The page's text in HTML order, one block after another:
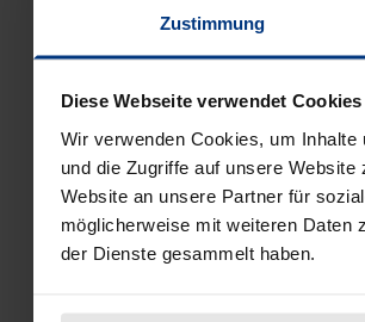
Zustimmung
Diese Webseite verwendet Cookies
Wir verwenden Cookies, um
und die Zugriffe auf unsere
Website an unsere Partner für
möglicherweise mit weiteren Daten
der Dienste gesammelt haben.